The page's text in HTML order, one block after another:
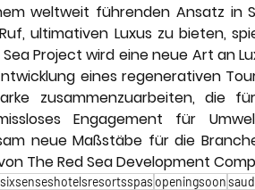
weltweit führenden Ansatz in
ultimativen Luxus zu bieten,
Sea Project wird eine neue Art an
eines regenerativen
zusammenzuarbeiten, die
Engagement für
neue Maßstäbe für die
The Red Sea Development
sixsenseshotelsresortsspas openingsoon